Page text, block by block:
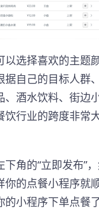
以选择喜欢的主题
据自己的目标人群
、酒水饮料、街边
饮行业的跨度非常
角的“立即发布”
你的点餐小程序就
小程序下单点餐了